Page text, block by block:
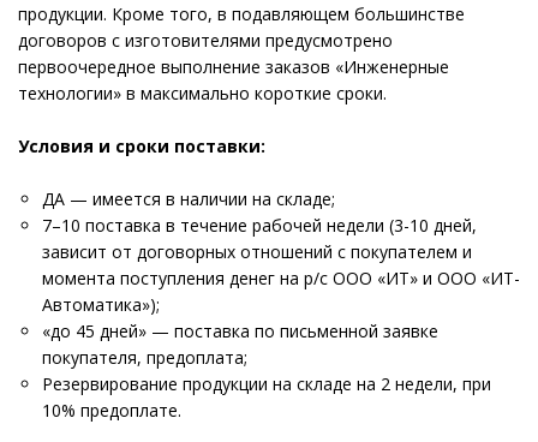
продукции. Кроме того, в подавляющем большинстве
договоров с изготовителями предусмотрено
первоочередное выполнение заказов «Инженерные
технологии» в максимально короткие сроки.
Условия и сроки поставки:
ДА — имеется в наличии на складе;
7–10 поставка в течение рабочей недели (3-10 дней,
зависит от договорных отношений с покупателем и
момента поступления денег на р/с ООО «ИТ» и ООО «ИТ-
Автоматика»);
«до 45 дней» — поставка по письменной заявке
покупателя, предоплата;
Резервирование продукции на складе на 2 недели, при
10% предоплате.